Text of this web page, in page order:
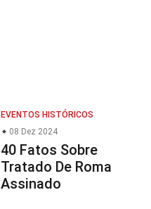
EVENTOS HISTÓRICOS
08 Dez 2024
40 Fatos Sobre
Tratado De Roma
Assinado